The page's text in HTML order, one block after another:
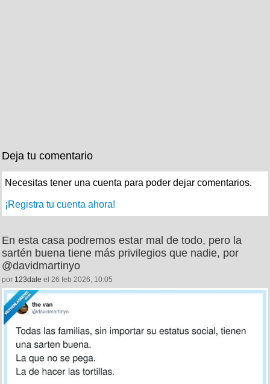
Deja tu comentario
Necesitas tener una cuenta para poder dejar comentarios.
¡Registra tu cuenta ahora!
En esta casa podremos estar mal de todo, pero la
sartén buena tiene más privilegios que nadie, por
@davidmartinyo
por 123dale el 26 feb 2026, 10:05